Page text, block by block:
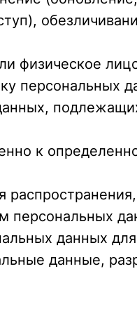
физическое
персональных
к
персональных
данных
данные,